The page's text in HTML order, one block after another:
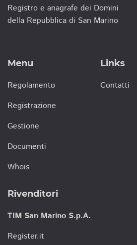
Registro e anagrafe dei Domini
della Repubblica di San Marino
Menu
Regolamento
Registrazione
Gestione
Documenti
Whois
Links
Contatti
Rivenditori
TIM San Marino S.p.A.
Register.it